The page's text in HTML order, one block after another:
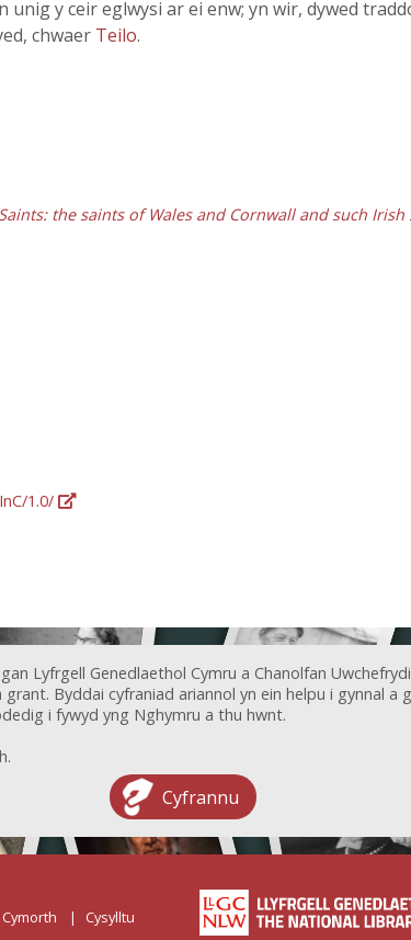
y ceir eglwysi ar ei enw; yn wir, dywed
chwaer Teilo.
the saints of Wales and Cornwall and such
1.0/
Lyfrgell Genedlaethol Cymru a Chanolfan
Byddai cyfraniad ariannol yn ein helpu i gynnal a
i fywyd yng Nghymru a thu hwnt.
Cyfrannu
Cymorth Cysylltu